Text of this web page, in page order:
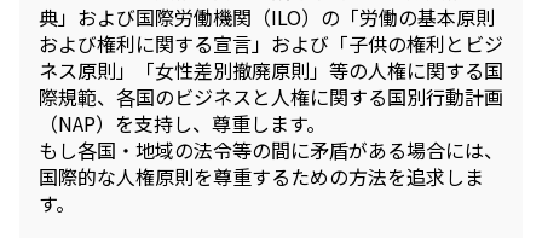
サステナビリティ
NAGASEグループのサステナビリティ
トップメッセージ
統合報告書
ガバナンス
サステナビリティデータ集
典」および国際労働機関（ILO）の「労働の基本原則
および権利に関する宣言」および「子供の権利とビジ
ネス原則」「女性差別撤廃原則」等の人権に関する国
際規範、各国のビジネスと人権に関する国別行動計画
（NAP）を支持し、尊重します。
もし各国・地域の法令等の間に矛盾がある場合には、
国際的な人権原則を尊重するための方法を追求しま
す。